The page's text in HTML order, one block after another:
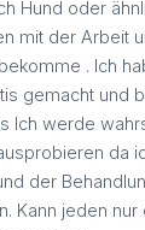
Hund oder
mit der Arbeit
. Ich
gemacht und
Ich werde
da
der
Kann jeden